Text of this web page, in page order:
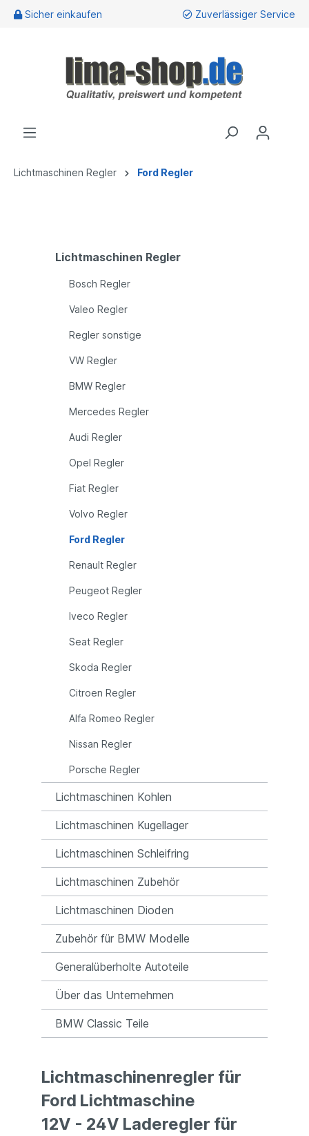
Sicher einkaufen Zuverlässiger Service
Lichtmaschinen Regler Ford Regler
Lichtmaschinen Regler
Bosch Regler
Valeo Regler
Regler sonstige
VW Regler
BMW Regler
Mercedes Regler
Audi Regler
Opel Regler
Fiat Regler
Volvo Regler
Ford Regler
Renault Regler
Peugeot Regler
Iveco Regler
Seat Regler
Skoda Regler
Citroen Regler
Alfa Romeo Regler
Nissan Regler
Porsche Regler
Lichtmaschinen Kohlen
Lichtmaschinen Kugellager
Lichtmaschinen Schleifring
Lichtmaschinen Zubehör
Lichtmaschinen Dioden
Zubehör für BMW Modelle
Generalüberholte Autoteile
Über das Unternehmen
BMW Classic Teile
Lichtmaschinenregler für
Ford Lichtmaschine
12V - 24V Laderegler für